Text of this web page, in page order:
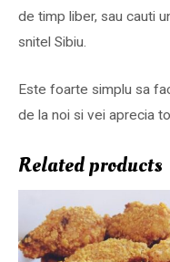
de timp liber, sau cauti
snitel Sibiu.
Este foarte simplu sa
de la noi si vei aprecia
Related products